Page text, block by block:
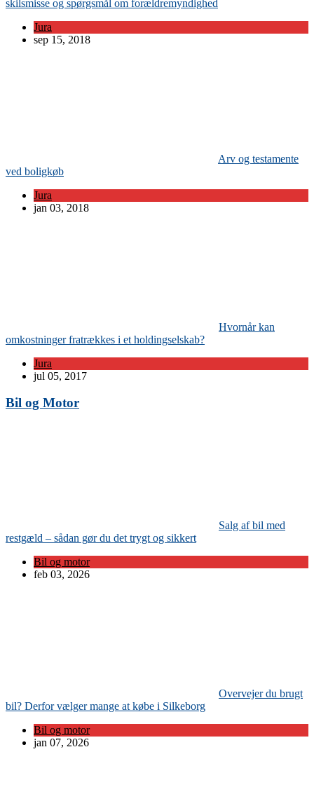
skilsmisse og spørgsmål om forældremyndighed
Jura
sep 15, 2018
Arv og testamente
ved boligkøb
Jura
jan 03, 2018
Hvornår kan
omkostninger fratrækkes i et holdingselskab?
Jura
jul 05, 2017
Bil og Motor
Salg af bil med
restgæld – sådan gør du det trygt og sikkert
Bil og motor
feb 03, 2026
Overvejer du brugt
bil? Derfor vælger mange at købe i Silkeborg
Bil og motor
jan 07, 2026